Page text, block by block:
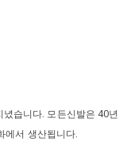
습니다. 모든신발은 40년
에서 생산됩니다.